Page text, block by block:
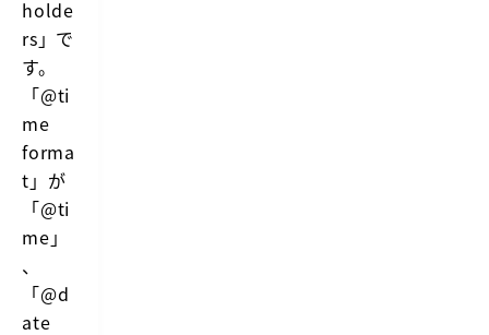
holde
rs」で
す。
「@ti
me
forma
t」が
「@ti
me」
、
「@d
ate